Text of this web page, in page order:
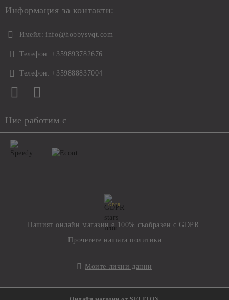
Информация за контакти:
Имейл: info@hobbysvqt.com
Телефон: +359893782676
Телефон: +359888837004
Ние работим с
GDPR
Нашият онлайн магазин е 100% съобразен с GDPR.
Прочетете нашата политика
Моите лични данни